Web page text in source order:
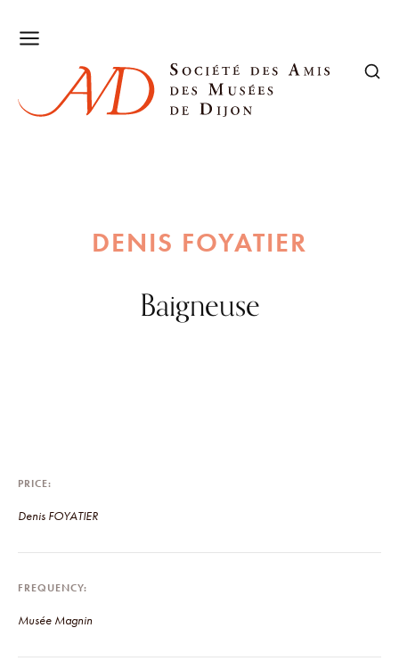
DENIS FOYATIER
Baigneuse
PRICE
Denis FOYATIER
FREQUENCY
Musée Magnin